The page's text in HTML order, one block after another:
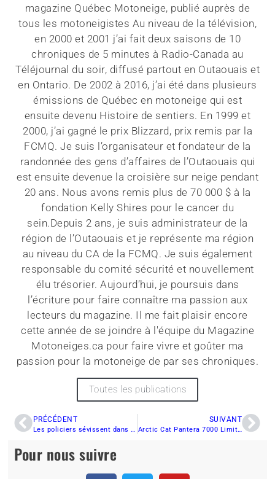
magazine Québec Motoneige, publié auprès de
tous les motoneigistes Au niveau de la télévision,
en 2000 et 2001 j’ai fait deux saisons de 10
chroniques de 5 minutes à Radio-Canada au
Téléjournal du soir, diffusé partout en Outaouais et
en Ontario. De 2002 à 2016, j’ai été dans plusieurs
émissions de Québec en motoneige qui est
ensuite devenu Histoire de sentiers. En 1999 et
2000, j’ai gagné le prix Blizzard, prix remis par la
FCMQ. Je suis l’organisateur et fondateur de la
randonnée des gens d’affaires de l’Outaouais qui
est ensuite devenue la croisière sur neige pendant
20 ans. Nous avons remis plus de 70 000 $ à la
fondation Kelly Shires pour le cancer du
sein.Depuis 2 ans, je suis administrateur de la
région de l’Outaouais et je représente ma région
au niveau du CA de la FCMQ. Je suis également
responsable du comité sécurité et nouvellement
élu trésorier. Aujourd’hui, je poursuis dans
l’écriture pour faire connaître ma passion aux
lecteurs du magazine. Il me fait plaisir encore
cette année de se joindre à l'équipe du Magazine
Motoneiges.ca pour faire vivre et goûter ma
passion pour la motoneige de par ses chroniques.
Toutes les publications
PRÉCÉDENT SUIVANT
Pour nous suivre